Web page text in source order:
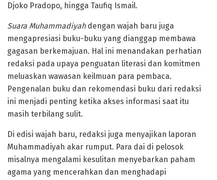
Djoko Pradopo, hingga Taufiq Ismail.
Suara Muhammadiyah dengan wajah baru juga
mengapresiasi buku-buku yang dianggap membawa
gagasan berkemajuan. Hal ini menandakan perhatian
redaksi pada upaya penguatan literasi dan komitmen
meluaskan wawasan keilmuan para pembaca.
Pengenalan buku dan rekomendasi buku dari redaksi
ini menjadi penting ketika akses informasi saat itu
masih terbilang sulit.
Di edisi wajah baru, redaksi juga menyajikan laporan
Muhammadiyah akar rumput. Para dai di pelosok
misalnya mengalami kesulitan menyebarkan paham
agama yang mencerahkan dan menghadapi